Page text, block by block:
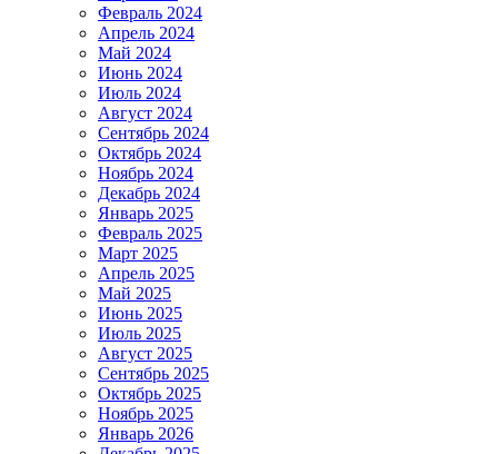
Февраль 2024
Апрель 2024
Май 2024
Июнь 2024
Июль 2024
Август 2024
Сентябрь 2024
Октябрь 2024
Ноябрь 2024
Декабрь 2024
Январь 2025
Февраль 2025
Март 2025
Апрель 2025
Май 2025
Июнь 2025
Июль 2025
Август 2025
Сентябрь 2025
Октябрь 2025
Ноябрь 2025
Январь 2026